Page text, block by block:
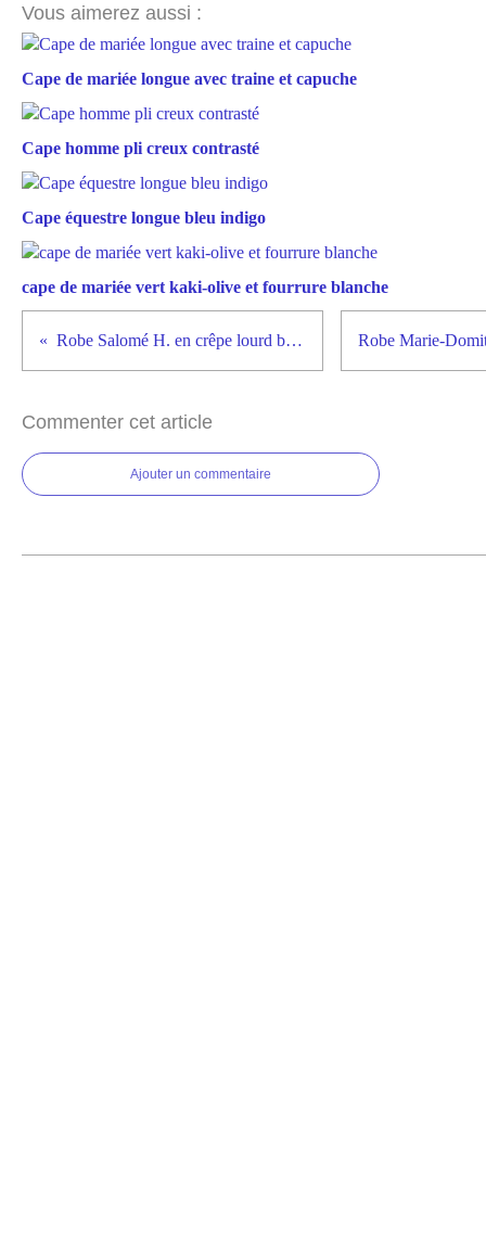
Vous aimerez aussi :
Cape de mariée longue avec traine et capuche
Cape homme pli creux contrasté
Cape équestre longue bleu indigo
cape de mariée vert kaki-olive et fourrure blanche
Robe Salomé H. en crêpe lourd blanc
Commenter cet article
Ajouter un commentaire